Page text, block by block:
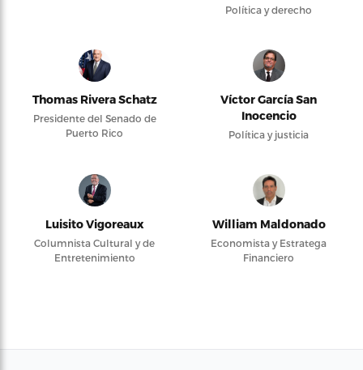
Política y derecho
Thomas Rivera Schatz
Presidente del Senado de
Puerto Rico
Víctor García San
Inocencio
Política y justicia
Luisito Vigoreaux
Columnista Cultural y de
Entretenimiento
William Maldonado
Economista y Estratega
Financiero